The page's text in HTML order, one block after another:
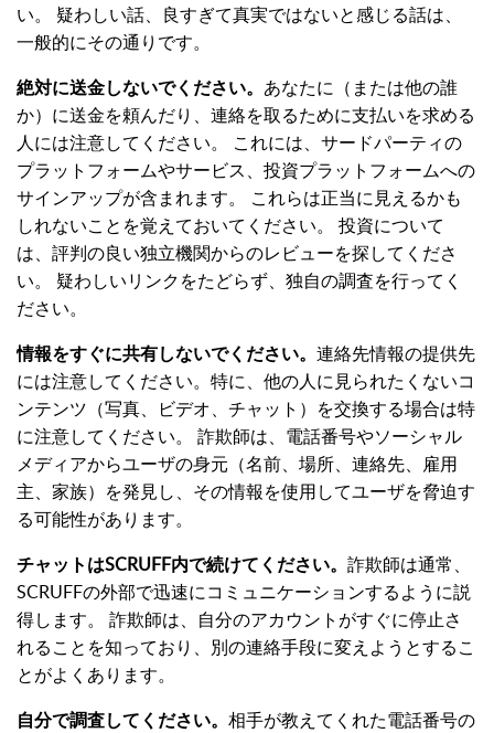
い。 疑わしい話、良すぎて真実ではないと感じる話は、
一般的にその通りです。
絶対に送金しないでください。 あなたに（または他の誰
か）に送金を頼んだり、連絡を取るために支払いを求める
人には注意してください。 これには、サードパーティの
プラットフォームやサービス、投資プラットフォームへの
サインアップが含まれます。 これらは正当に見えるかも
しれないことを覚えておいてください。 投資について
は、評判の良い独立機関からのレビューを探してくださ
い。 疑わしいリンクをたどらず、独自の調査を行ってく
ださい。
情報をすぐに共有しないでください。 連絡先情報の提供先
には注意してください。特に、他の人に見られたくないコ
ンテンツ（写真、ビデオ、チャット）を交換する場合は特
に注意してください。 詐欺師は、電話番号やソーシャル
メディアからユーザの身元（名前、場所、連絡先、雇用
主、家族）を発見し、その情報を使用してユーザを脅迫す
る可能性があります。
チャットはSCRUFF内で続けてください。 詐欺師は通常、
SCRUFFの外部で迅速にコミュニケーションするように説
得します。 詐欺師は、自分のアカウントがすぐに停止さ
れることを知っており、別の連絡手段に変えようとするこ
とがよくあります。
自分で調査してください。 相手が教えてくれた電話番号の